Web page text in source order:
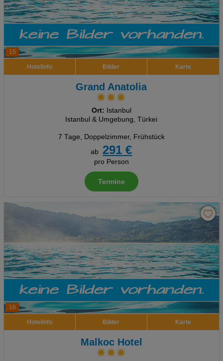
15
Hotelinfo Bilder Karte
Grand Anatolia
Ort: Istanbul
Istanbul & Umgebung, Türkei
7 Tage, Doppelzimmer, Frühstück
ab
291 €
pro Person
Termine
16
Hotelinfo Bilder Karte
Malkoc Hotel